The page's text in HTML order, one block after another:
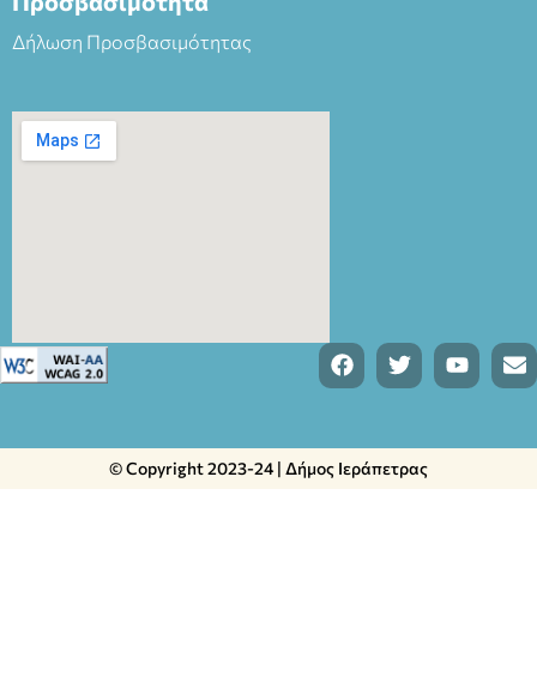
Δήλωση Προσβασιμότητας
© Copyright 2023-24 | Δήμος Ιεράπετρας